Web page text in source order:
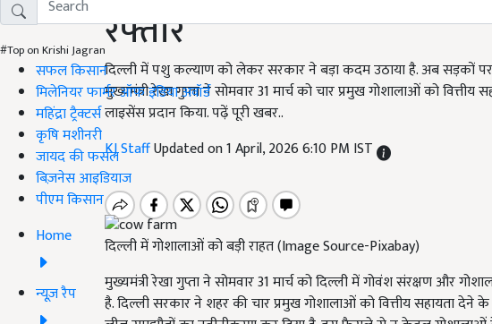
#Top on Krishi Jagran
सफल किसान
मिलेनियर फार्मर ऑफ इंडिया अवॉर्ड
महिंद्रा ट्रैक्टर्स
कृषि मशीनरी
जायद की फसल
बिज़नेस आइडियाज
पीएम किसान
Home
न्यूज़ रैप
रफ्तार
दिल्ली में पशु कल्याण को लेकर सरकार ने बड़ा कदम उठाया है. अब सड़कों पर
मुख्यमंत्री रेखा गुप्ता ने सोमवार 31 मार्च को चार प्रमुख गोशालाओं को
लाइसेंस प्रदान किया. पढ़ें पूरी खबर..
KJ StaffUpdated on 1 April, 2026 6:10 PM IST
दिल्ली में गोशालाओं को बड़ी राहत (Image Source-Pixabay)
मुख्यमंत्री रेखा गुप्ता ने सोमवार 31 मार्च को दिल्ली में गोवंश संरक्षण और
है. दिल्ली सरकार ने शहर की चार प्रमुख गोशालाओं को वित्तीय सहायता